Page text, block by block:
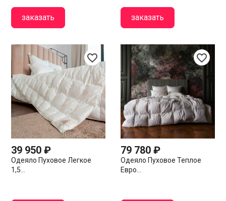
заказать заказать
favorite_border
39 950 ₽
Одеяло Пуховое Легкое
1,5...
favorite_border
79 780 ₽
Одеяло Пуховое Теплое
Евро...